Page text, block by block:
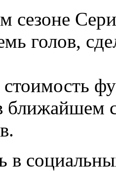
сезоне
голов,
ближайшем
в